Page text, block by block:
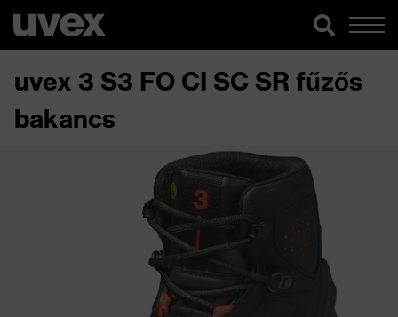
uvex 3 S3 FO CI SC SR fűzős
bakancs